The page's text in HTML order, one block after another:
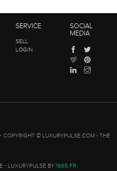
SERVICE
SELL
LOGIN
SOCIAL
MEDIA
- COPYRIGHT © LUXURYPULSE.COM - THE
- LUXURYPULSE BY 1665.FR